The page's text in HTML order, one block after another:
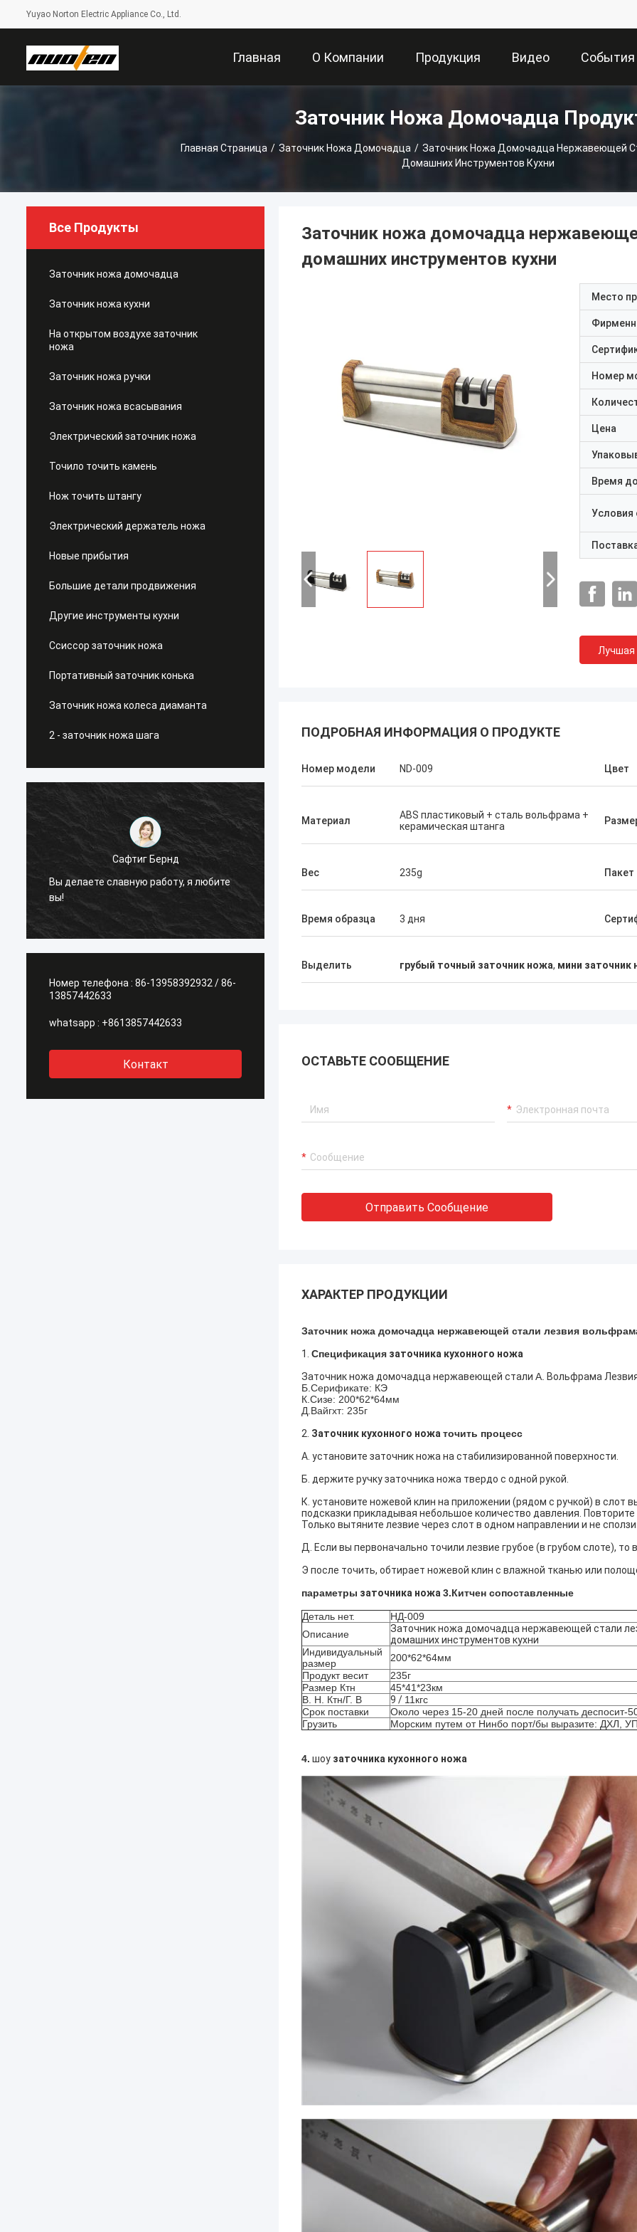
Yuyao Norton Electric Appliance Co., Ltd.
Главная О Компании Продукция Видео События
Заточник Ножа Домочадца
Главная Страница / Заточник Ножа Домочадца / Заточник Ножа Домочадца Нержавеющей
Домашних Инструментов Кухни
Все Продукты
Заточник ножа домочадца
Заточник ножа кухни
На открытом воздухе заточник
ножа
Заточник ножа ручки
Заточник ножа всасывания
Электрический заточник ножа
Точило точить камень
Нож точить штангу
Электрический держатель ножа
Новые прибытия
Большие детали продвижения
Другие инструменты кухни
Ссиссор заточник ножа
Портативный заточник конька
Заточник ножа колеса диаманта
2 - заточник ножа шага
Сафтиг Бернд
Вы делаете славную работу, я любите
вы!
Теперь, только Нортон, отсутствие
Номер телефона : 86-13958392932 / 86-
13857442633
whatsapp : +8613857442633
Контакт
Заточник ножа домочадца
домашних инструментов кухни
Место
Номер
Цена
Время
Условия
Лучшая
ПОДРОБНАЯ ИНФОРМАЦИЯ О ПРОДУКТЕ
Номер модели ND-009 Цвет
Материал
ABS пластиковый + сталь вольфрама +
керамическая штанга
Вес 235g Пакет
Время образца 3 дня
Выделить грубый точный заточник ножа, мини заточник
ОСТАВЬТЕ СООБЩЕНИЕ
Отправить Сообщение
ХАРАКТЕР ПРОДУКЦИИ
Заточник ножа домочадца нержавеющей стали лезвия
1. Спецификация заточника кухонного ножа
Заточникножа домочадца нержавеющей стали А. Вольфрама
Б.Серификате: КЭ
К.Сизе: 200*62*64мм
Д.Вайгхт: 235г
2. Заточник кухонного ножа точить процесс
А. установите заточник ножа на стабилизированной поверхности.
Б. держите ручку заточника ножа твердо с одной рукой.
К. установите ножевой клин на приложении (рядом с ручкой) в слот
подсказки прикладывая небольшое количество давления.
Только вытяните лезвие через слот в одном направлении и не
Д. Если вы первоначально точили лезвие грубое (в грубом слоте),
Э после точить, обтирает ножевой клин с влажной тканью или
параметры заточника ножа 3.Китчен сопоставленные
Деталь нет.
НД-009
Описание
Заточник ножа домочадца нержавеющей стали
домашних инструментов кухни
Индивидуальный
размер
200*62*64мм
Продукт весит
235г
Размер Ктн
45*41*23км
В. Н. Ктн/Г. В
9 / 11кгс
Срок поставки
Около через 15-20 дней после получать деспосит-
Грузить
Морским путем от Нинбо порт/бы выразите: ДХЛ,
4. шоу заточника кухонного ножа